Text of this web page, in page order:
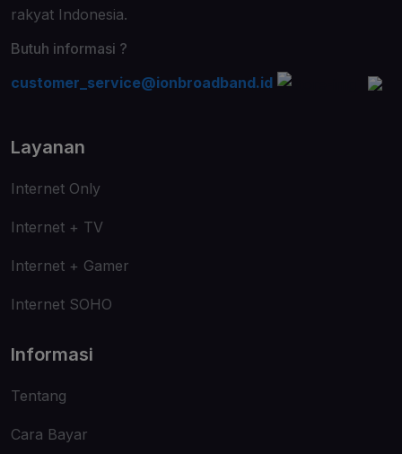
rakyat Indonesia.
Butuh informasi ?
customer_service@ionbroadband.id
Layanan
Internet Only
Internet + TV
Internet + Gamer
Internet SOHO
Informasi
Tentang
Cara Bayar